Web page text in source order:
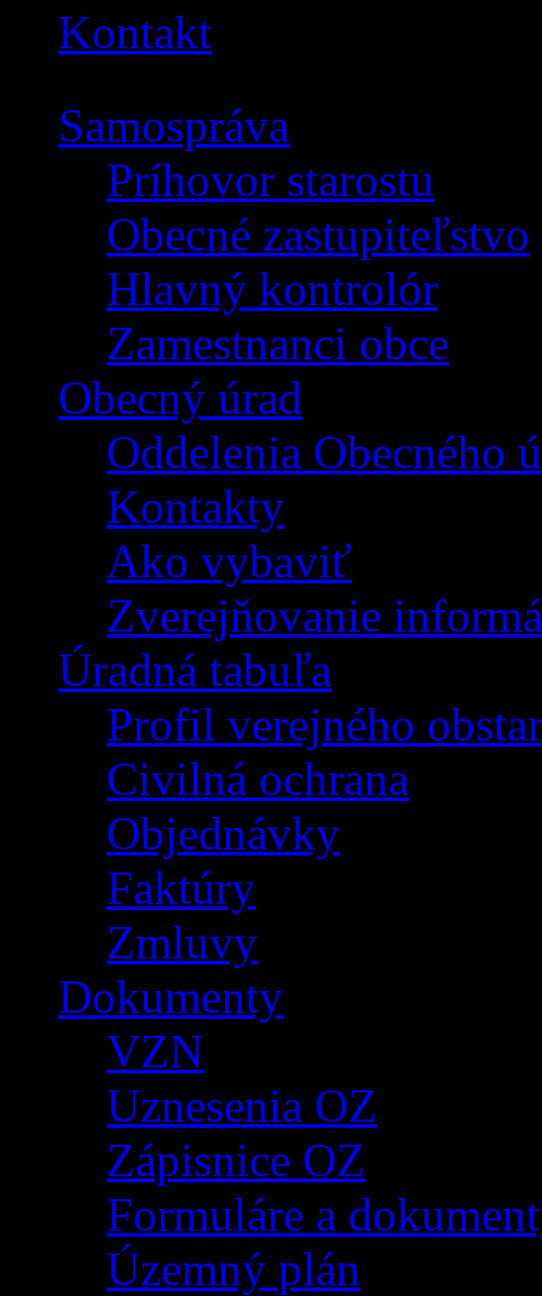
Kontakt
Samospráva
Príhovor starostu
Obecné zastupiteľstvo
Hlavný kontrolór
Zamestnanci obce
Obecný úrad
Oddelenia Obecného
Kontakty
Ako vybaviť
Zverejňovanie
Úradná tabuľa
Profil verejného
Civilná ochrana
Objednávky
Faktúry
Zmluvy
Dokumenty
VZN
Uznesenia OZ
Zápisnice OZ
Formuláre a
Územný plán